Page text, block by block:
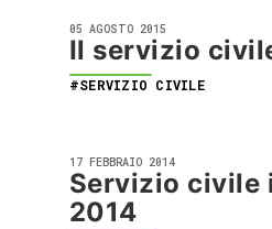
05 AGOSTO 2015
Il servizio
#SERVIZIO CIVILE
17 FEBBRAIO 2014
Servizio civile
2014